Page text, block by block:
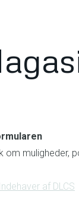
om muligheder,
Indehaver af DLCS